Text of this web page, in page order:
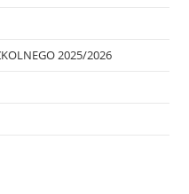
2025/2026